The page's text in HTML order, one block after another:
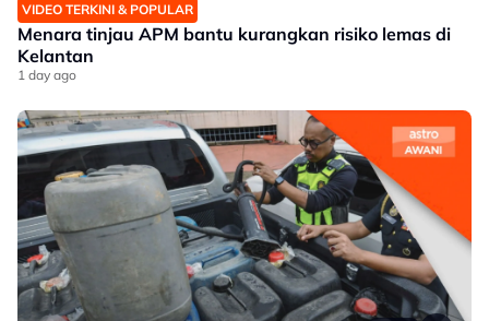
VIDEO TERKINI & POPULAR
Menara tinjau APM bantu kurangkan risiko lemas di
Kelantan
1 day ago